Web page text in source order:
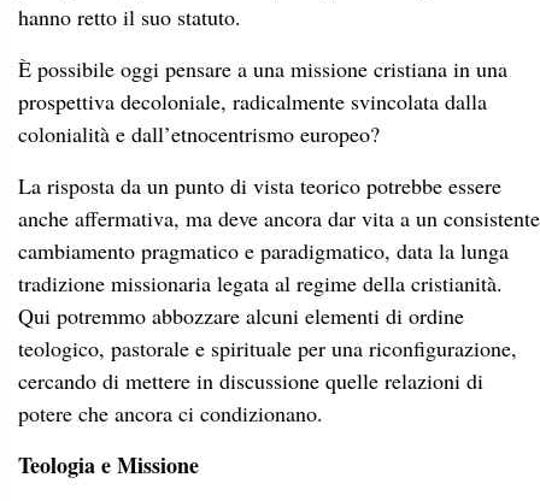
hanno retto il suo statuto.
È possibile oggi pensare a una missione cristiana in una
prospettiva decoloniale, radicalmente svincolata dalla
colonialità e dall’etnocentrismo europeo?
La risposta da un punto di vista teorico potrebbe essere
anche affermativa, ma deve ancora dar vita a un consistente
cambiamento pragmatico e paradigmatico, data la lunga
tradizione missionaria legata al regime della cristianità.
Qui potremmo abbozzare alcuni elementi di ordine
teologico, pastorale e spirituale per una riconfigurazione,
cercando di mettere in discussione quelle relazioni di
potere che ancora ci condizionano.
Teologia e Missione